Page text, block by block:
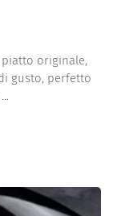
originale,
gusto, perfetto